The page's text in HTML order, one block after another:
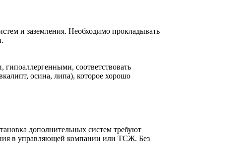
и заземления. Необходимо прокладывать
соответствовать
осина, липа), которое хорошо
дополнительных систем требуют
в управляющей компании или ТСЖ. Без